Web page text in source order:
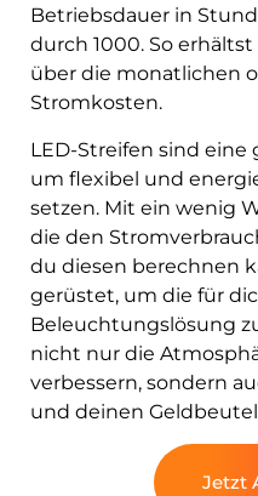
Betriebsdauer in
durch 1000. So
über die monatlichen
Stromkosten.
LED-Streifen sind
um flexibel und
setzen. Mit ein wenig
die den
du diesen berechnen
gerüstet, um die für
Beleuchtungslösung
nicht nur die
verbessern, sondern
und deinen
Jetzt